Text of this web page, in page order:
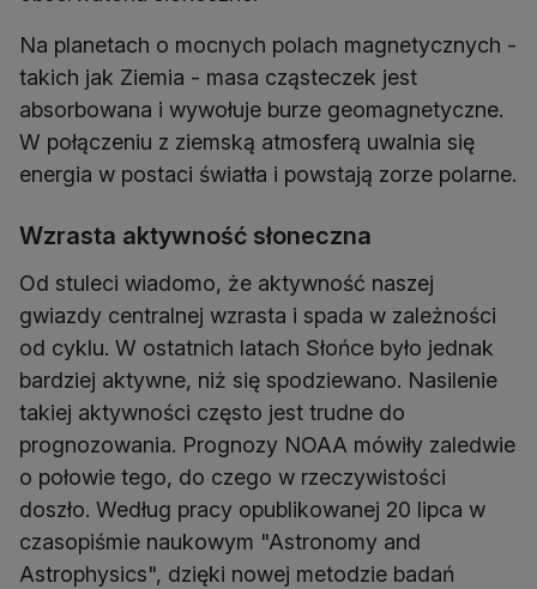
Na planetach o mocnych polach magnetycznych -
takich jak Ziemia - masa cząsteczek jest
absorbowana i wywołuje burze geomagnetyczne.
W połączeniu z ziemską atmosferą uwalnia się
energia w postaci światła i powstają zorze polarne.
Wzrasta aktywność słoneczna
Od stuleci wiadomo, że aktywność naszej
gwiazdy centralnej wzrasta i spada w zależności
od cyklu. W ostatnich latach Słońce było jednak
bardziej aktywne, niż się spodziewano. Nasilenie
takiej aktywności często jest trudne do
prognozowania. Prognozy NOAA mówiły zaledwie
o połowie tego, do czego w rzeczywistości
doszło. Według pracy opublikowanej 20 lipca w
czasopiśmie naukowym "Astronomy and
Astrophysics", dzięki nowej metodzie badań